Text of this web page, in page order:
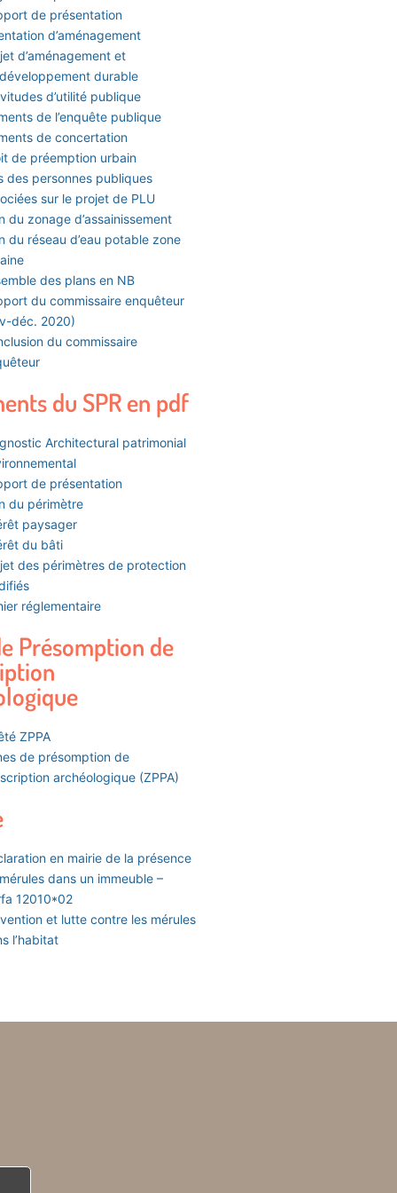
de présentation
d’aménagement
d’aménagement et
durable
d’utilité publique
de l’enquête publique
de concertation
de préemption urbain
des personnes publiques
sur le projet de PLU
du zonage d’assainissement
du réseau d’eau potable zone
des plans en NB
du commissaire enquêteur
déc. 2020)
du commissaire
du SPR en pdf
Architectural patrimonial
de présentation
du périmètre
paysager
du bâti
des périmètres de protection
réglementaire
Présomption de
ZPPA
de présomption de
archéologique (ZPPA)
en mairie de la présence
dans un immeuble –
12010*02
et lutte contre les mérules
l’habitat